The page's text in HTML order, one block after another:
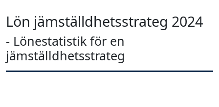
Lön jämställdhetsstrateg 2024
- Lönestatistik för en
jämställdhetsstrateg